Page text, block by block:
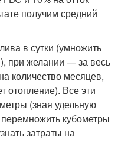
получим средний
в сутки (умножить
при желании — за весь
количество месяцев,
отопление). Все эти
(зная удельную
перемножить кубометры
затраты на